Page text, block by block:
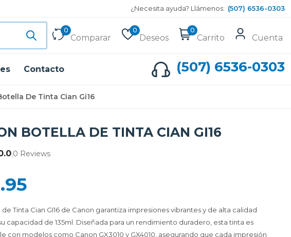
¿Necesita ayuda? Llámenos: (507) 6536-0303
0
Comparar
0
Deseos
0
Carrito Cuenta
Contacto (507) 6536-0303
De Tinta Cian Gi16
BOTELLA DE TINTA CIAN GI16
|0 Reviews
de Tinta Cian GI16 de Canon garantiza impresiones vibrantes y de alta calidad
capacidad de 135ml. Diseñada para un rendimiento duradero, esta tinta es
con modelos como Canon GX3010 y GX4010, asegurando que cada impresión